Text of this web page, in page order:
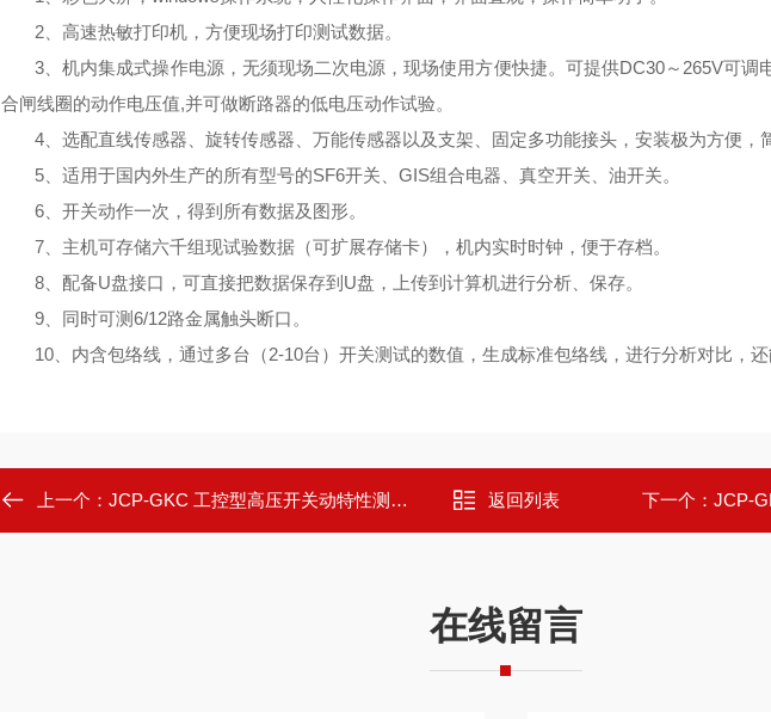
2、高速热敏打印机，方便现场打印测试数据。
3、机内集成式操作电源，无须现场二次电源，现场使用方便快捷。可提供DC30～265V可调
合闸线圈的动作电压值,并可做断路器的低电压动作试验。
4、选配直线传感器、旋转传感器、万能传感器以及支架、固定多功能接头，安装极为方便，简
5、适用于国内外生产的所有型号的SF6开关、GIS组合电器、真空开关、油开关。
6、开关动作一次，得到所有数据及图形。
7、主机可存储六千组现试验数据（可扩展存储卡），机内实时时钟，便于存档。
8、配备U盘接口，可直接把数据保存到U盘，上传到计算机进行分析、保存。
9、同时可测6/12路金属触头断口。
10、内含包络线，通过多台（2-10台）开关测试的数值，生成标准包络线，进行分析对比，还
上一个： JCP-GKC 工控型高压开关动特性测试仪 返回列表 下一个： JCP-
在线留言